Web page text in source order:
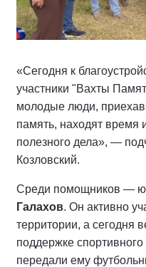
«Сегодня к
участники "Вахты
молодые люди,
память, находят время
полезного дела», —
Козловский.
Среди помощников —
Галахов. Он активно
территории, а сегодня
поддержке
передали ему